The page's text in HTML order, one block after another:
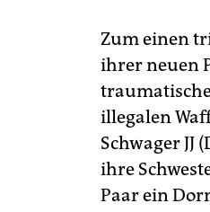
Zum einen
ihrer neuen
illegalen
Schwager JJ
ihre
Paar ein